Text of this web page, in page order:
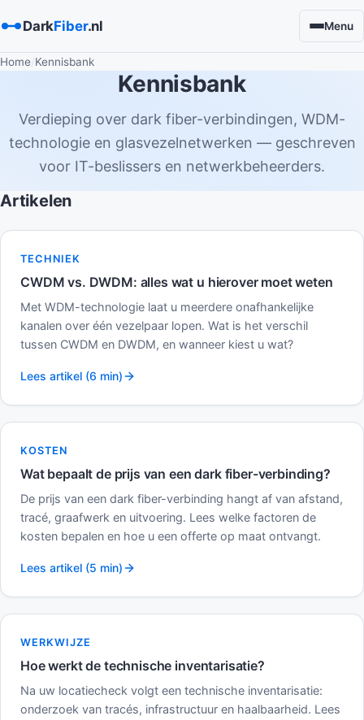
DarkFiber.nl Menu
Home Kennisbank
Kennisbank
Verdieping over dark fiber-verbindingen, WDM-
technologie en glasvezelnetwerken — geschreven
voor IT-beslissers en netwerkbeheerders.
Artikelen
TECHNIEK
CWDM vs. DWDM: alles wat u hierover moet weten
Met WDM-technologie laat u meerdere onafhankelijke
kanalen over één vezelpaar lopen. Wat is het verschil
tussen CWDM en DWDM, en wanneer kiest u wat?
Lees artikel (6 min)
KOSTEN
Wat bepaalt de prijs van een dark fiber-verbinding?
De prijs van een dark fiber-verbinding hangt af van afstand,
tracé, graafwerk en uitvoering. Lees welke factoren de
kosten bepalen en hoe u een offerte op maat ontvangt.
Lees artikel (5 min)
WERKWIJZE
Hoe werkt de technische inventarisatie?
Na uw locatiecheck volgt een technische inventarisatie:
onderzoek van tracés, infrastructuur en haalbaarheid. Lees